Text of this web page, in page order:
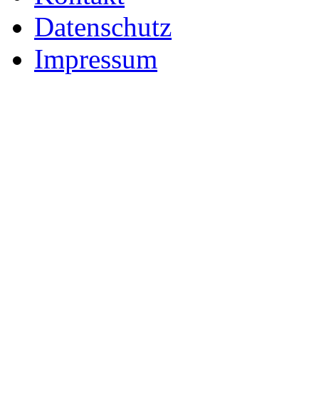
Datenschutz
Impressum